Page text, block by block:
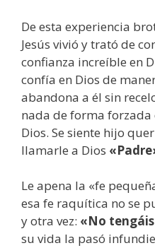
De esta experiencia
Jesús vivió y trató de
confianza increíble en
confía en Dios de
abandona a él sin
nada de forma
Dios. Se siente hijo
llamarle a Dios
Le apena la «fe
esa fe raquítica no se
y otra vez: «No
su vida la pasó